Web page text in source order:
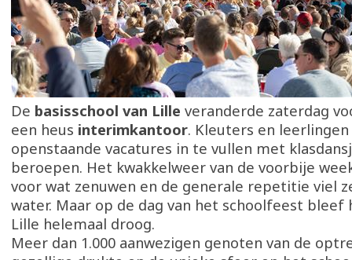
De basisschool van Lille veranderde zaterdag
een heus interimkantoor. Kleuters en
openstaande vacatures in te vullen met
beroepen. Het kwakkelweer van de voorbije
voor wat zenuwen en de generale repetitie viel
water. Maar op de dag van het schoolfeest bleef
Lille helemaal droog.
Meer dan 1.000 aanwezigen genoten van de